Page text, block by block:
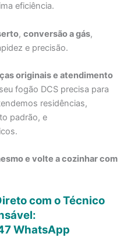
eficiência.
,conversão a gás,
e precisão.
originais e atendimento
fogão DCS precisa para
residências,
padrão, e
e volte a cozinhar com
com o Técnico
WhatsApp